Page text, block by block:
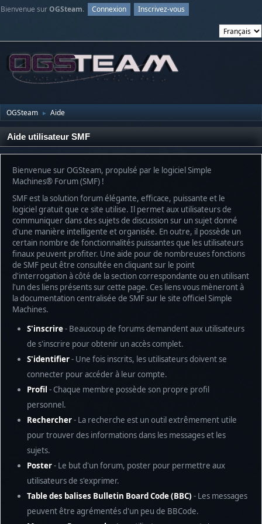
Bienvenue surOGSteam. Connexion Inscrivez-vous
OGSteam ► Aide
Aide utilisateur SMF
Bienvenue sur OGSteam, propulsé par le logiciel Simple
Machines® Forum (SMF) !
SMF est la solution forum élégante, efficace, puissante et le
logiciel gratuit que ce site utilise. Il permet aux utilisateurs de
communiquer dans des sujets de discussion sur un sujet donné
d'une manière intelligente et organisée. En outre, il possède un
certain nombre de fonctionnalités puissantes que les utilisateurs
finaux peuvent profiter. Une aide pour de nombreuses fonctions
de SMF peut être consultée en cliquant sur le point
d'interrogation à côté de la section correspondante ou en utilisant
l'un des liens présents sur cette page. Ces liens vous mèneront à
la documentation centralisée de SMF sur le site officiel Simple
Machines.
S'inscrire- Beaucoup de forums demandent aux utilisateurs
de s'inscrire pour obtenir un accès complet.
S'identifier- Une fois inscrits, les utilisateurs doivent se
connecter pour accéder à leur compte.
Profil - Chaque membre possède son propre profil
personnel.
Rechercher- La recherche est un outil extrêmement utile
pour trouver des informations dans les messages et les
sujets.
Poster- Le but d'un forum, poster pour permettre aux
utilisateurs de s'exprimer.
Table des balises Bulletin Board Code (BBC) - Les messages
peuvent être agrémentés d'un peu de BBCode.